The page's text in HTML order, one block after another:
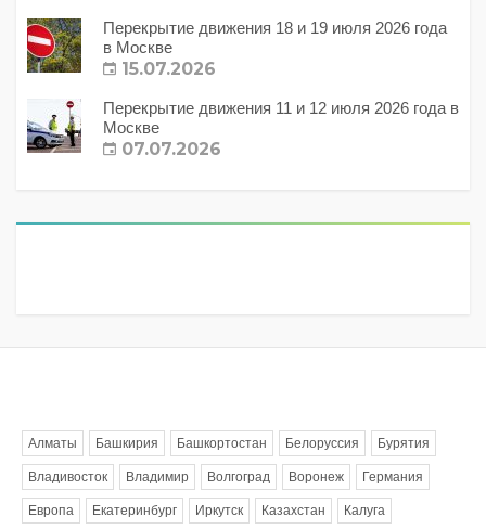
Перекрытие движения 18 и 19 июля 2026 года
в Москве
15.07.2026
Перекрытие движения 11 и 12 июля 2026 года в
Москве
07.07.2026
Алматы Башкирия Башкортостан Белоруссия Бурятия
Владивосток Владимир Волгоград Воронеж Германия
Европа Екатеринбург Иркутск Казахстан Калуга